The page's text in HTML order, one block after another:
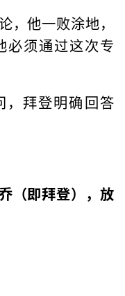
，他一败涂地，
必须通过这次专
，拜登明确回答
（即拜登），放